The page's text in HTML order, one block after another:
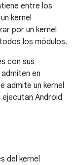
entre los
kernel
por un kernel
los módulos.
con sus
en
admite un kernel
Android
del kernel